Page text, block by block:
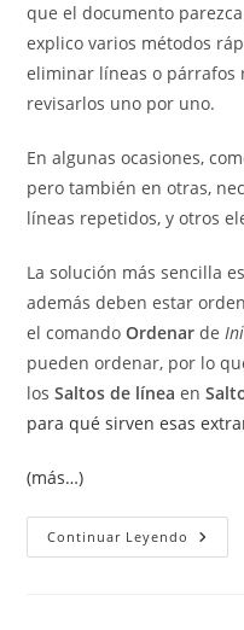
que el documento
explico varios métodos
eliminar líneas o párrafos
revisarlos uno por uno.
En algunas ocasiones,
pero también en otras,
líneas repetidos, y otros
La solución más sencilla
además deben estar
el comandoOrdenar de
pueden ordenar, por lo
losSaltos de línea en
para qué sirven esas
(más…)
Continuar Leyendo
Líneas